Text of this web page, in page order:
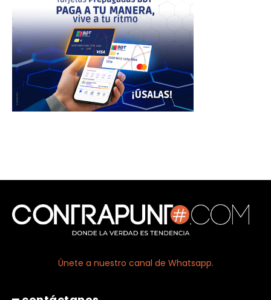
Únete a nuestro canal de Whatsapp.